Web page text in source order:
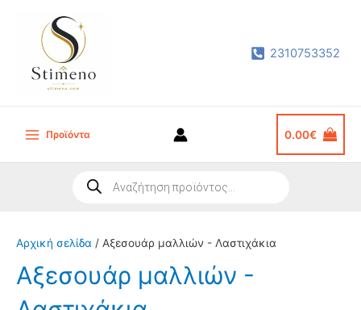
περιεχόμενο
2310753352
Main
Προϊόντα 0.00€
search
Αρχική σελίδα / Αξεσουάρ μαλλιών - Λαστιχάκια
Αξεσουάρ μαλλιών -